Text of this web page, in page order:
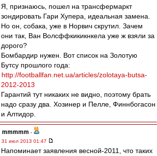
Я, признаюсь, пошел на трансфермаркт
зондировать Гари Хупера, идеальная замена.
Но он, собака, уже в Норвич скрутил. Зачем
они так, Ван Волсффкикикнкела уже ж взяли за
дорого?
Бомбардир нужен. Вот список на Золотую
Бутсу прошлого года:
http://footballfan.net.ua/articles/zolotaya-butsa-
2012-2013
Гарантий тут никаких не видно, поэтому брать
надо сразу два. Хозинер и Пелле, Финнбогасон
и Алтидор.
mmmmm -
31 июл 2013 01:47
Напоминает заявления весной-2011, что таких